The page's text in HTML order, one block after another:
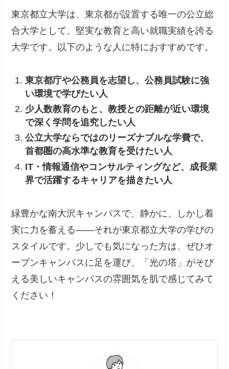
東京都立大学は、東京都が設置する唯一の公立総
合大学として、堅実な教育と高い就職実績を誇る
大学です。以下のような人に特におすすめです。
東京都庁や公務員を志望し、公務員試験に強
い環境で学びたい人
少人数教育のもと、教授との距離が近い環境
で深く学問を追究したい人
公立大学ならではのリーズナブルな学費で、
首都圏の高水準な教育を受けたい人
IT・情報通信やコンサルティングなど、成長業
界で活躍するキャリアを描きたい人
緑豊かな南大沢キャンパスで、静かに、しかし着
実に力を蓄える——それが東京都立大学の学びの
スタイルです。少しでも気になった方は、ぜひオ
ープンキャンパスに足を運び、「光の塔」がそび
える美しいキャンパスの雰囲気を肌で感じてみて
ください！